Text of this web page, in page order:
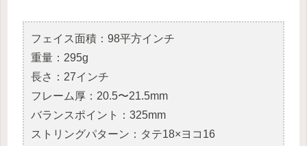
フェイス面積：98平方インチ
重量：295g
長さ：27インチ
フレーム厚：20.5〜21.5mm
バランスポイント：325mm
ストリングパターン：タテ18×ヨコ16